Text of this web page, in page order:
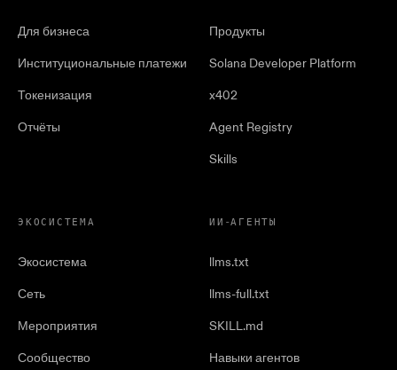
Для бизнеса
Институциональные платежи
Токенизация
Отчёты
Продукты
Solana Developer Platform
x402
Agent Registry
Skills
ЭКОСИСТЕМА
Экосистема
Сеть
Мероприятия
Сообщество
ИИ-АГЕНТЫ
llms.txt
llms-full.txt
SKILL.md
Навыки агентов